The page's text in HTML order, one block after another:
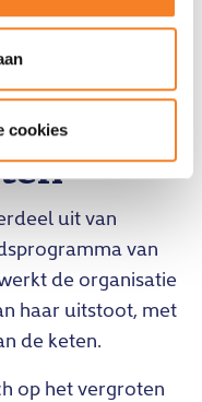
cookies
op.
naar
uit van
van
de organisatie
haar uitstoot, met
de keten.
op het vergroten